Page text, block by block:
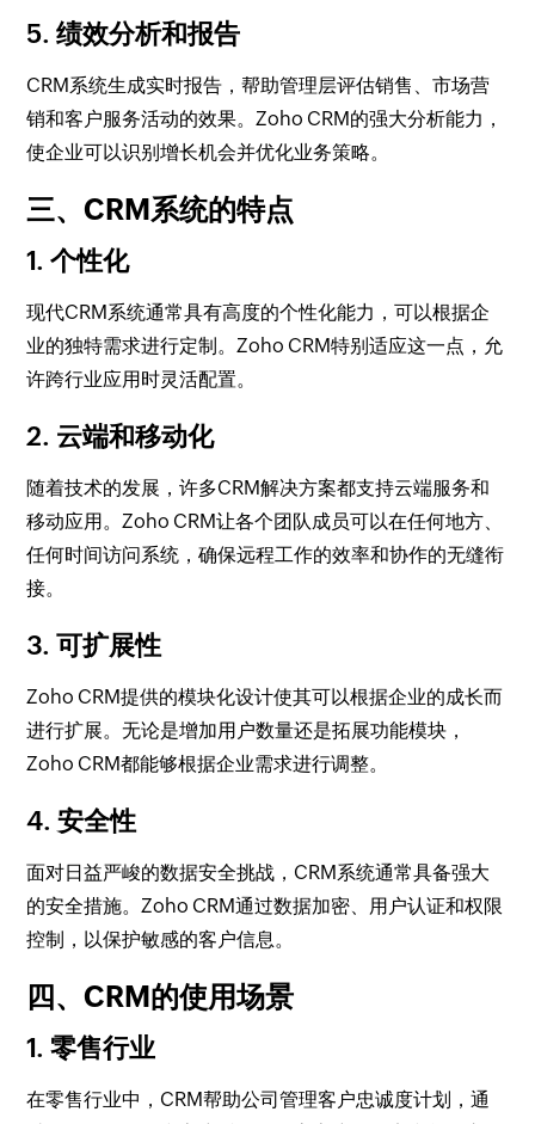
5. 绩效分析和报告
CRM系统生成实时报告，帮助管理层评估销售、市场营
销和客户服务活动的效果。Zoho CRM的强大分析能力，
使企业可以识别增长机会并优化业务策略。
三、CRM系统的特点
1. 个性化
现代CRM系统通常具有高度的个性化能力，可以根据企
业的独特需求进行定制。Zoho CRM特别适应这一点，允
许跨行业应用时灵活配置。
2. 云端和移动化
随着技术的发展，许多CRM解决方案都支持云端服务和
移动应用。Zoho CRM让各个团队成员可以在任何地方、
任何时间访问系统，确保远程工作的效率和协作的无缝衔
接。
3. 可扩展性
Zoho CRM提供的模块化设计使其可以根据企业的成长而
进行扩展。无论是增加用户数量还是拓展功能模块，
Zoho CRM都能够根据企业需求进行调整。
4. 安全性
面对日益严峻的数据安全挑战，CRM系统通常具备强大
的安全措施。Zoho CRM通过数据加密、用户认证和权限
控制，以保护敏感的客户信息。
四、CRM的使用场景
1. 零售行业
在零售行业中，CRM帮助公司管理客户忠诚度计划，通